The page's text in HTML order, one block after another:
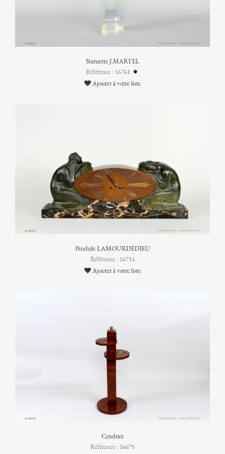
Statuette J.MARTEL
Référence : 16761
Ajouter à votre liste
Pendule LAMOURDEDIEU
Référence : 16714
Ajouter à votre liste
Cendrier
Référence : 16675